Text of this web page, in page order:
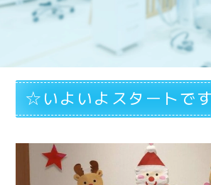
☆いよいよスタートで